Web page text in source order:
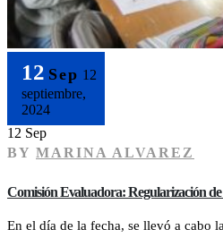
12 Sep 12
septiembre,
2024
12 Sep
BY MARINA ALVAREZ
Comisión Evaluadora: Regularización de
En el día de la fecha, se llevó a cabo